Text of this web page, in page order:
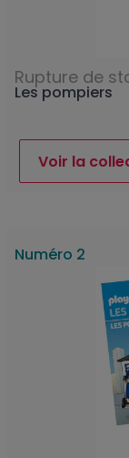
Rupture de
Les pompiers
Voir la
Numéro 2